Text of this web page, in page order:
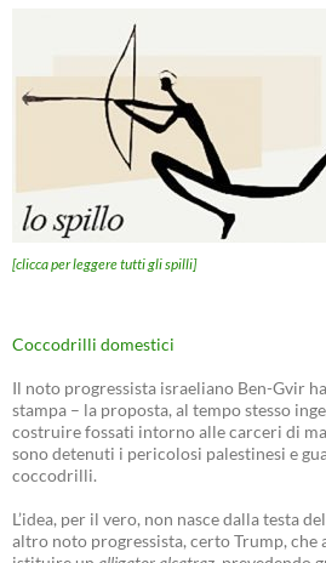
[clicca per leggere tutti gli spilli]
Coccodrilli domestici
Il noto progressista israeliano Ben-Gvir
stampa – la proposta, al tempo stesso
costruire fossati intorno alle carceri di
sono detenuti i pericolosi palestinesi e
coccodrilli.
L’idea, per il vero, non nasce dalla testa
altro noto progressista, certo Trump, che